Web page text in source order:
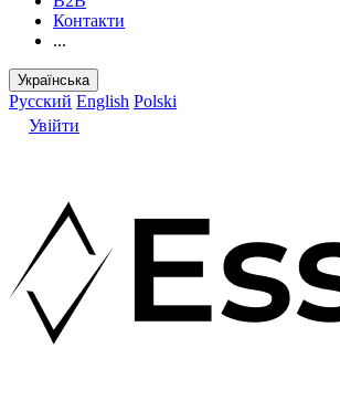
Контакти
...
Українська
Русский English Polski
Увійти